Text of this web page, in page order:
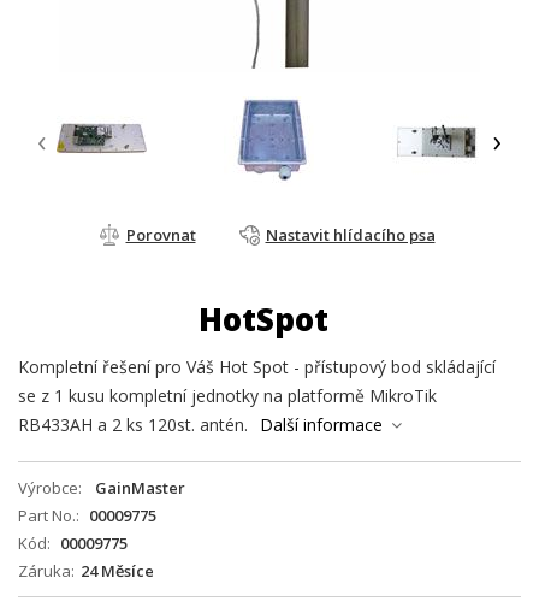
‹ ›
Porovnat Nastavit hlídacího psa
HotSpot
Kompletní řešení pro Váš Hot Spot - přístupový bod skládající
se z 1 kusu kompletní jednotky na platformě MikroTik
RB433AH a 2 ks 120st. antén.
Další informace
Výrobce
GainMaster
Part No.
00009775
Kód
00009775
Záruka 24 Měsíce